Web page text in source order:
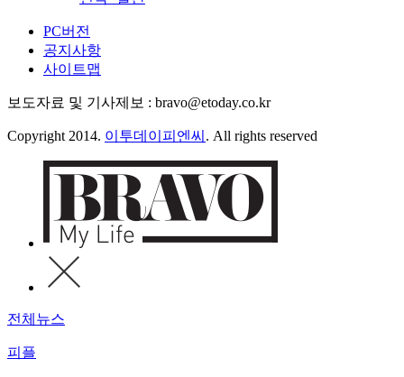
PC버전
공지사항
사이트맵
보도자료 및 기사제보 : bravo@etoday.co.kr
Copyright 2014. 이투데이피엔씨 . All rights reserved
전체뉴스
피플